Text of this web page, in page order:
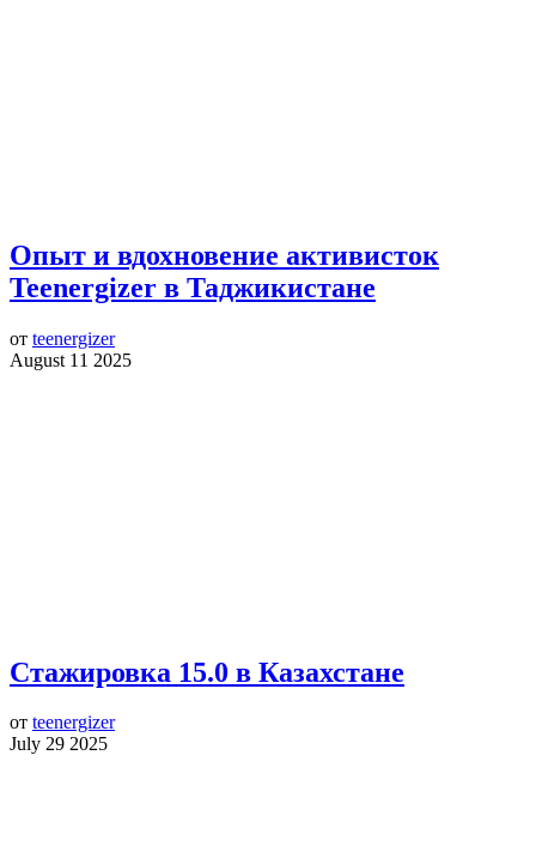
Опыт и вдохновение активисток
Teenergizer в Таджикистане
от teenergizer
August 11 2025
Стажировка 15.0 в Казахстане
от teenergizer
July 29 2025